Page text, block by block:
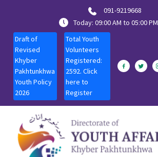
091-9219668
Today: 09:00 AM to 05:00 PM
Draft of
Revised
Khyber
Pakhtunkhwa
Youth Policy
2026
Total Youth
Volunteers
Registered:
2592. Click
here to
Register